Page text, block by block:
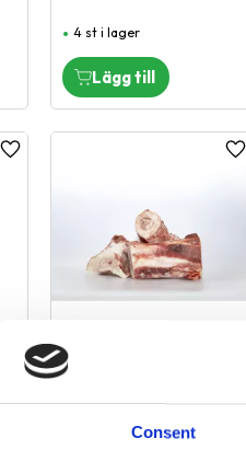
Consent
4 st i lager
Lägg till i favoriter
Märgben Nöt Kilo
kr